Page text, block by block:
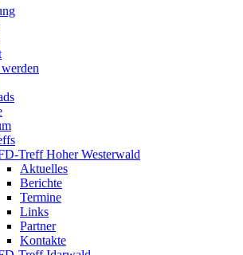
Treff Hoher Westerwald
Aktuelles
Berichte
Termine
Links
Partner
Kontakte